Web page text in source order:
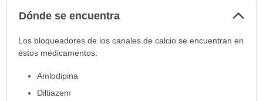
Dónde se encuentra
Dónde
Los bloqueadores de los canales de calcio se encuentran en
estos medicamentos:
Amlodipina
Diltiazem